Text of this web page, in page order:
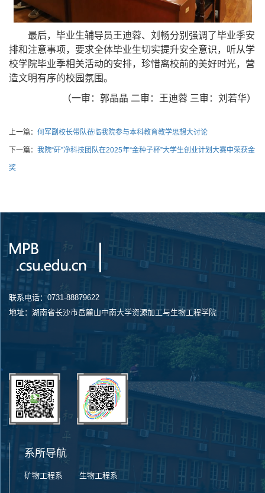
最后，毕业生辅导员王迪蓉、刘畅分别强调了毕业季安
排和注意事项，要求全体毕业生切实提升安全意识，听从学
校学院毕业季相关活动的安排，珍惜离校前的美好时光，营
造文明有序的校园氛围。
（一审：郭晶晶 二审：王迪蓉 三审：刘若华）
上一篇： 何军副校长带队莅临我院参与本科教育教学思想大讨论
下一篇： 我院“矸”净科技团队在2025年“金种子杯”大学生创业计划大赛中荣获金
奖
联系电话：0731-88879622
地址：湖南省长沙市岳麓山中南大学资源加工与生物工程学院
系所导航
矿物工程系 生物工程系